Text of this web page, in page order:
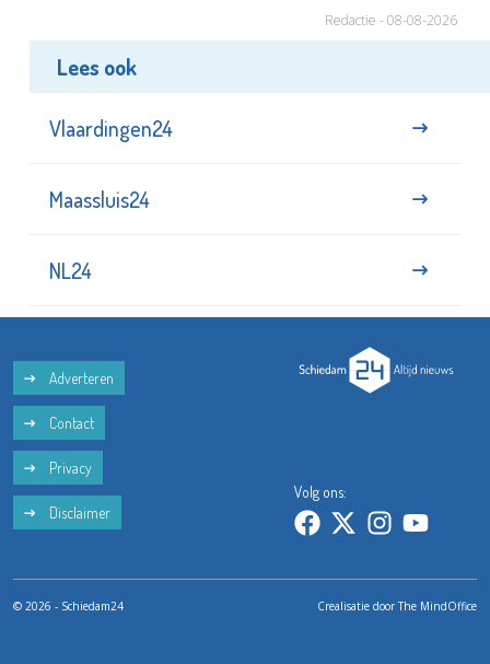
Redactie - 08-08-2026
Lees ook
Vlaardingen24
Maassluis24
NL24
Adverteren
Contact
Privacy
Disclaimer
Volg ons:
© 2026 - Schiedam24 Crealisatie doorThe MindOffice